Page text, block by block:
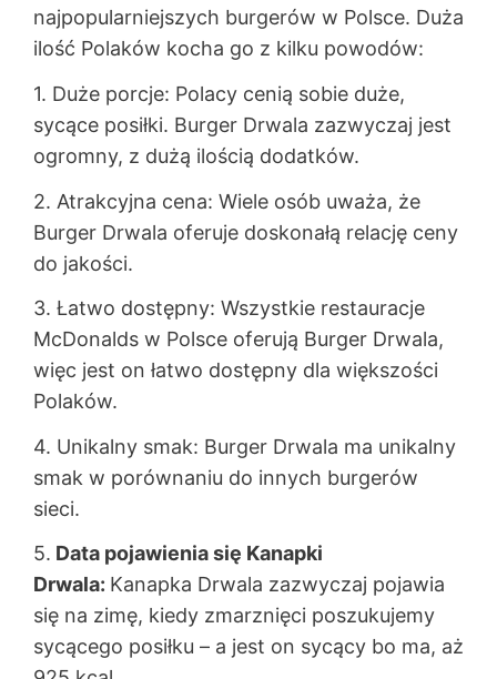
najpopularniejszych burgerów w Polsce. Duża
ilość Polaków kocha go z kilku powodów:
1. Duże porcje: Polacy cenią sobie duże,
sycące posiłki. Burger Drwala zazwyczaj jest
ogromny, z dużą ilością dodatków.
2. Atrakcyjna cena: Wiele osób uważa, że
Burger Drwala oferuje doskonałą relację ceny
do jakości.
3. Łatwo dostępny: Wszystkie restauracje
McDonalds w Polsce oferują Burger Drwala,
więc jest on łatwo dostępny dla większości
Polaków.
4. Unikalny smak: Burger Drwala ma unikalny
smak w porównaniu do innych burgerów
sieci.
5. Data pojawienia się Kanapki
Drwala: Kanapka Drwala zazwyczaj pojawia
się na zimę, kiedy zmarznięci poszukujemy
sycącego posiłku – a jest on sycący bo ma, aż